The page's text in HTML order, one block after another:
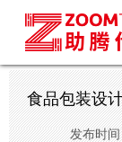
食品包装设
发布时间